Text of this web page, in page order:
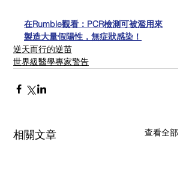
在Rumble觀看：PCR檢測可被濫用來
製造大量假陽性，無症狀感染！
逆天而行的逆苗
世界級醫學專家警告
相關文章 查看全部